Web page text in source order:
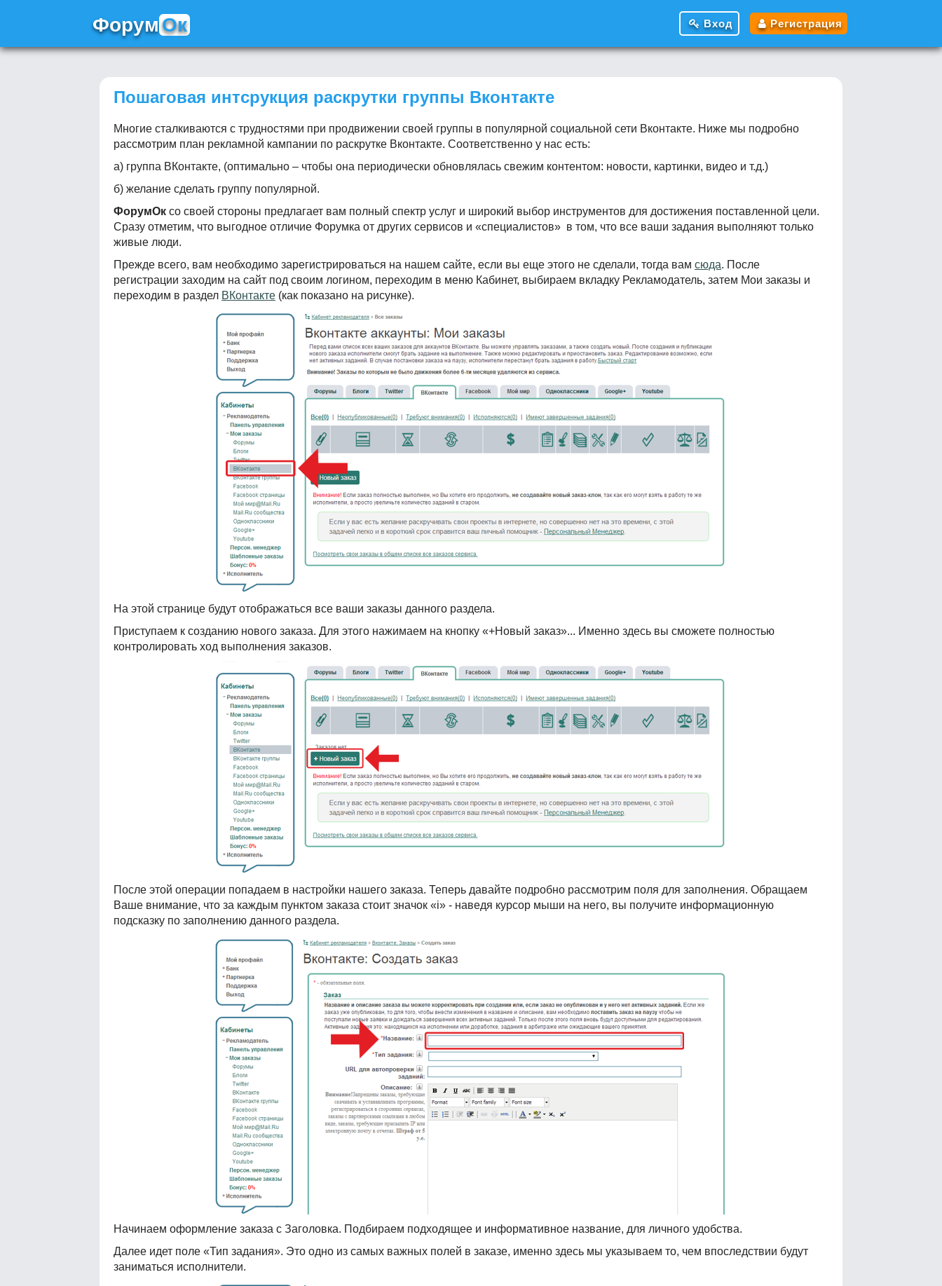
ФорумОк Вход Регистрация
Пошаговая интсрукция раскрутки группы Вконтакте
Многие сталкиваются с трудностями при продвижении своей группы в популярной социальной сети Вконтакте. Ниже мы подробно
рассмотрим план рекламной кампании по раскрутке Вконтакте. Соответственно у нас есть:
а) группа ВКонтакте, (оптимально – чтобы она периодически обновлялась свежим контентом: новости, картинки, видео и т.д.)
б) желание сделать группу популярной.
ФорумОк со своей стороны предлагает вам полный спектр услуг и широкий выбор инструментов для достижения поставленной цели.
Сразу отметим, что выгодное отличие Форумка от других сервисов и «специалистов» в том, что все ваши задания выполняют только
живые люди.
Прежде всего, вам необходимо зарегистрироваться на нашем сайте, если вы еще этого не сделали, тогда вам сюда. После
регистрации заходим на сайт под своим логином, переходим в меню Кабинет, выбираем вкладку Рекламодатель, затем Мои заказы и
переходим в раздел ВКонтакте (как показано на рисунке).
На этой странице будут отображаться все ваши заказы данного раздела.
Приступаем к созданию нового заказа. Для этого нажимаем на кнопку «+Новый заказ»... Именно здесь вы сможете полностью
контролировать ход выполнения заказов.
После этой операции попадаем в настройки нашего заказа. Теперь давайте подробно рассмотрим поля для заполнения. Обращаем
Ваше внимание, что за каждым пунктом заказа стоит значок «i» - наведя курсор мыши на него, вы получите информационную
подсказку по заполнению данного раздела.
Начинаем оформление заказа с Заголовка. Подбираем подходящее и информативное название, для личного удобства.
Далее идет поле «Тип задания». Это одно из самых важных полей в заказе, именно здесь мы указываем то, чем впоследствии будут
заниматься исполнители.